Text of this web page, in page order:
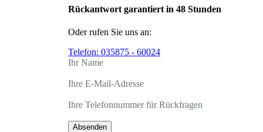
Rückantwort garantiert in 48 Stunden
Oder rufen Sie uns an:
Telefon: 035875 - 60024
Ihr Name
Ihre E-Mail-Adresse
Ihre Telefonnummer für Rückfragen
Absenden